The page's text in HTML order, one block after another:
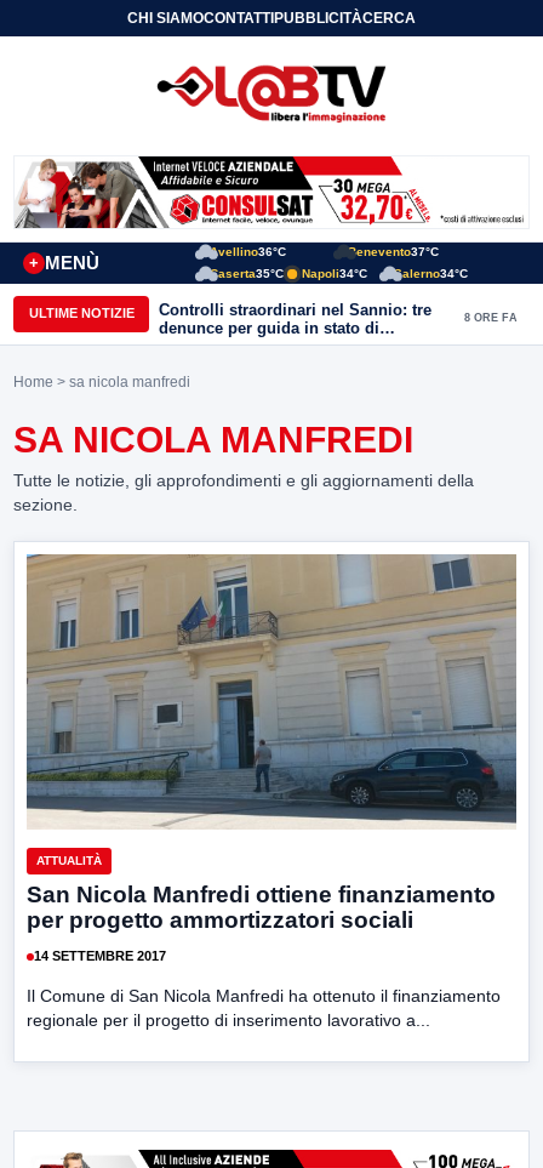
CHI SIAMOCONTATTIPUBBLICITÀCERCA
MENÙ
+
Avellino36°C Benevento37°C
Caserta35°C Napoli34°C Salerno34°C
ULTIME NOTIZIE
Controlli straordinari nel Sannio: tre
denunce per guida in stato di
ebbrezza, un arresto e 1.500 kg di
8 ORE FA
Home > sa nicola manfredi
SA NICOLA MANFREDI
Tutte le notizie, gli approfondimenti e gli aggiornamenti della
sezione.
ATTUALITÀ
San Nicola Manfredi ottiene finanziamento
per progetto ammortizzatori sociali
14 SETTEMBRE 2017
Il Comune di San Nicola Manfredi ha ottenuto il finanziamento
regionale per il progetto di inserimento lavorativo a...